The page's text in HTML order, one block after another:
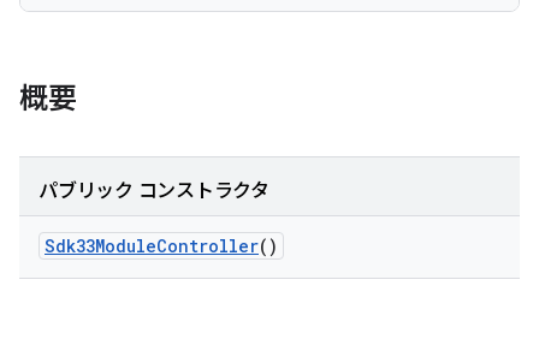
概要
パブリック コンストラクタ
Sdk33ModuleController()